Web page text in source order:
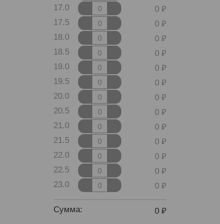
17.0
0
17.5
0
18.0
0
18.5
0
19.0
0
19.5
0
20.0
0
20.5
0
21.0
0
21.5
0
22.0
0
22.5
0
23.0
0
Сумма: 0